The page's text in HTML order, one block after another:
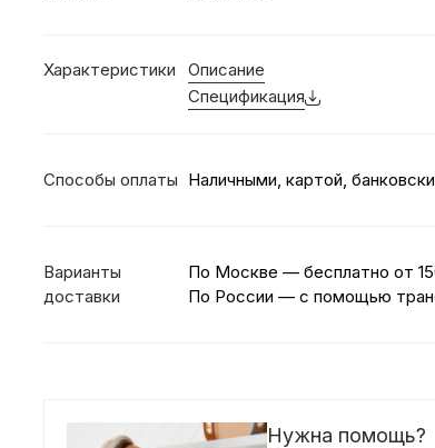
Характеристики
Описание
Спецификация
Способы оплаты Наличными, картой,
Варианты
доставки
По Москве — бесплатно от
По России — с помощью
Нужна помощь?